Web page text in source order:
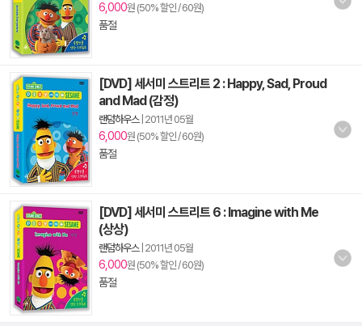
6,000원 (50% 할인 / 60원)
품절
[DVD] 세서미 스트리트 2 : Happy, Sad, Proud
and Mad (감정)
랜덤하우스| 2011년 05월
6,000원 (50% 할인 / 60원)
품절
[DVD] 세서미 스트리트 6 : Imagine with Me
(상상)
랜덤하우스| 2011년 05월
6,000원 (50% 할인 / 60원)
품절